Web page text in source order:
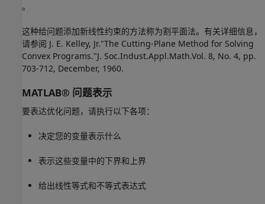
。
这种给问题添加新线性约束的方法称为割平面法。有关详细信息，
请参阅 J. E. Kelley, Jr."The Cutting-Plane Method for Solving
Convex Programs."J. Soc.Indust.Appl.Math.Vol. 8, No. 4, pp.
703-712, December, 1960.
MATLAB® 问题表示
要表达优化问题，请执行以下各项：
决定您的变量表示什么
表示这些变量中的下界和上界
给出线性等式和不等式表达式